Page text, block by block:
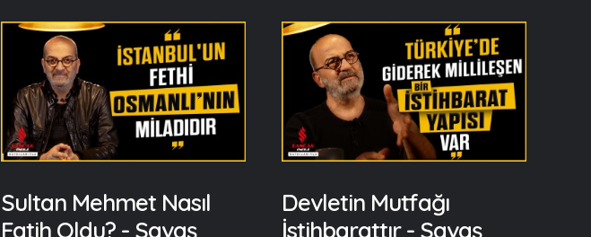
Sultan Mehmet Nasıl
Fatih Oldu? - Savaş
Devletin Mutfağı
İstihbarattır - Savaş